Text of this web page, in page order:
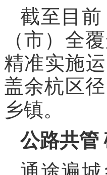
截至目
（市）全
精准实施
盖余杭区
乡镇。
公路共管